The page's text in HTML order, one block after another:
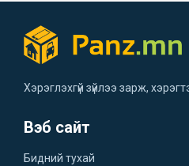
Хэрэглэхгүй зүйлээ зарж,
Вэб сайт
Бидний тухай